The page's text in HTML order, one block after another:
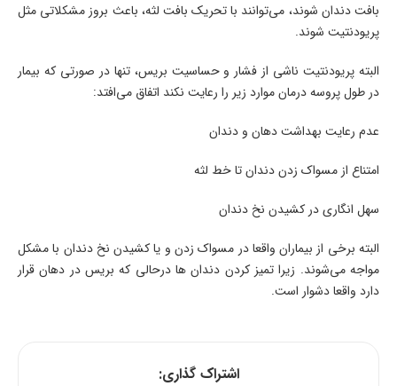
بافت دندان شوند، می‌توانند با تحریک بافت لثه، باعث بروز مشکلاتی مثل
پریودنتیت شوند.
البته پریودنتیت ناشی از فشار و حساسیت بریس، تنها در صورتی که بیمار
در طول پروسه درمان موارد زیر را رعایت نکند اتفاق می‌افتد:
عدم رعایت بهداشت دهان و دندان
امتناع از مسواک زدن دندان تا خط لثه
سهل انگاری در کشیدن نخ دندان
البته برخی از بیماران واقعا در مسواک زدن و یا کشیدن نخ دندان با مشکل
مواجه می‌شوند. زیرا تمیز کردن دندان ها درحالی که بریس در دهان قرار
دارد واقعا دشوار است.
اشتراک گذاری: